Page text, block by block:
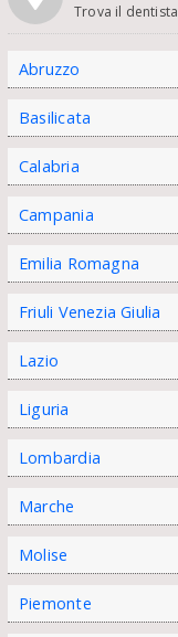
Trova il dentista
Abruzzo
Basilicata
Calabria
Campania
Emilia Romagna
Friuli Venezia Giulia
Lazio
Liguria
Lombardia
Marche
Molise
Piemonte